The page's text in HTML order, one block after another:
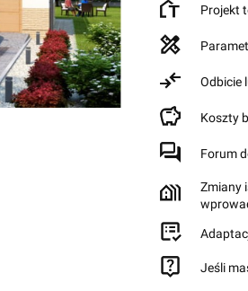
Projekt
Odbicie
Koszty
Forum
Zmiany
Jeśli